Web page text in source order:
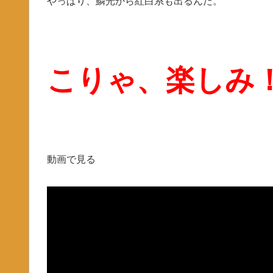
こりゃ、楽しみ
動画で見る